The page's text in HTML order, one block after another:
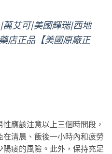
艾可|美國輝瑞|西地
店正品【美國原廠正
性應該注意以上三個時間段，
清晨、飯後一小時內和疲勞
痿的風險。此外，保持充足